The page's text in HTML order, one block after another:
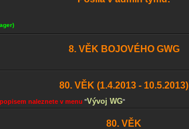
8. VĚK BOJOVÉHO GWG
80. VĚK (1.4.2013 - 10.5.2013)
naleznete v menu "Vývoj WG"
80. VĚK